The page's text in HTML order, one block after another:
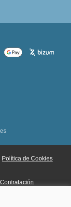
Política de Cookies